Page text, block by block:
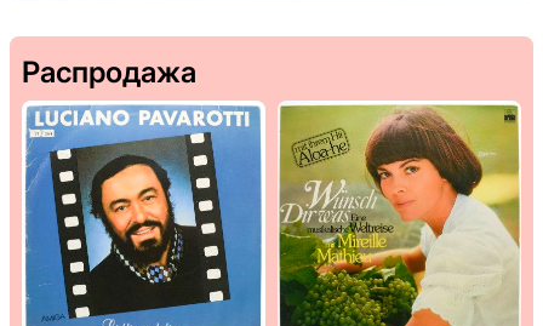
Распродажа